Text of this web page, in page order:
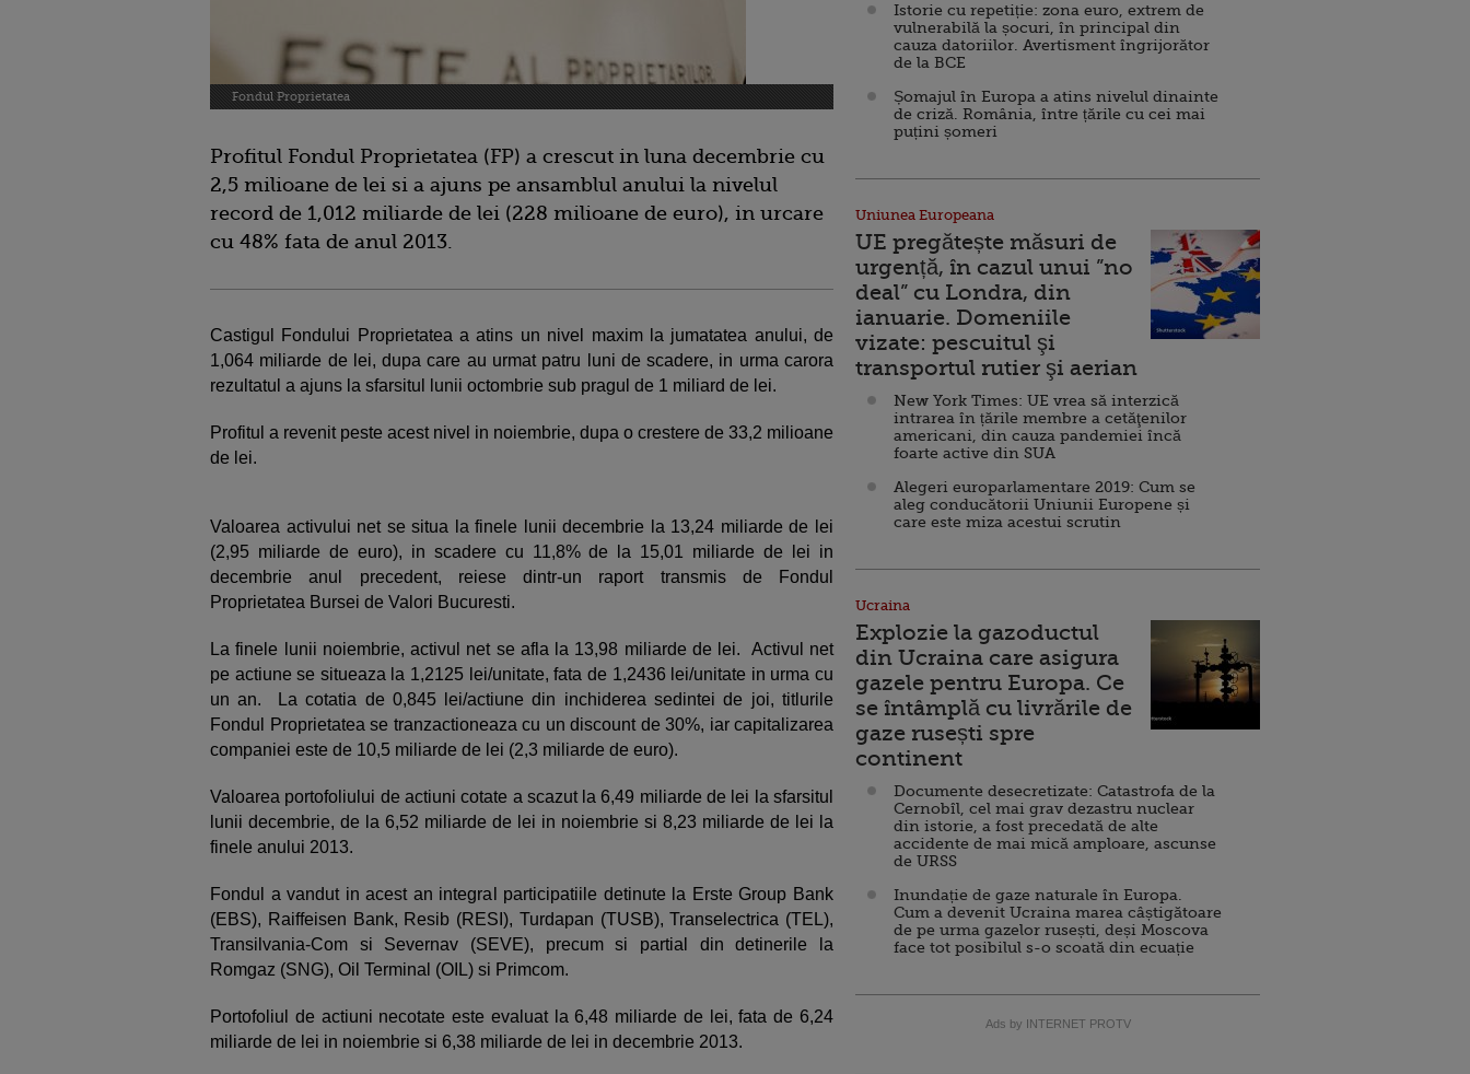
Fondul Proprietatea
Profitul Fondul Proprietatea (FP) a crescut in luna decembrie cu
2,5 milioane de lei si a ajuns pe ansamblul anului la nivelul
record de 1,012 miliarde de lei (228 milioane de euro), in urcare
cu 48% fata de anul 2013.
Castigul Fondului Proprietatea a atins un nivel maxim la jumatatea anului, de
1,064 miliarde de lei, dupa care au urmat patru luni de scadere, in urma carora
rezultatul a ajuns la sfarsitul lunii octombrie sub pragul de 1 miliard de lei.
Profitul a revenit peste acest nivel in noiembrie, dupa o crestere de 33,2 milioane
de lei.
Valoarea activului net se situa la finele lunii decembrie la 13,24 miliarde de lei
(2,95 miliarde de euro), in scadere cu 11,8% de la 15,01 miliarde de lei in
decembrie anul precedent, reiese dintr-un raport transmis de Fondul
Proprietatea Bursei de Valori Bucuresti.
La finele lunii noiembrie, activul net se afla la 13,98 miliarde de lei. Activul net
pe actiune se situeaza la 1,2125 lei/unitate, fata de 1,2436 lei/unitate in urma cu
un an. La cotatia de 0,845 lei/actiune din inchiderea sedintei de joi, titlurile
Fondul Proprietatea se tranzactioneaza cu un discount de 30%, iar capitalizarea
companiei este de 10,5 miliarde de lei (2,3 miliarde de euro).
Valoarea portofoliului de actiuni cotate a scazut la 6,49 miliarde de lei la sfarsitul
lunii decembrie, de la 6,52 miliarde de lei in noiembrie si 8,23 miliarde de lei la
finele anului 2013.
Fondul a vandut in acest an integral participatiile detinute la Erste Group Bank
(EBS), Raiffeisen Bank, Resib (RESI), Turdapan (TUSB), Transelectrica (TEL),
Transilvania-Com si Severnav (SEVE), precum si partial din detinerile la
Romgaz (SNG), Oil Terminal (OIL) si Primcom.
Portofoliul de actiuni necotate este evaluat la 6,48 miliarde de lei, fata de 6,24
miliarde de lei in noiembrie si 6,38 miliarde de lei in decembrie 2013.
Istorie cu repetiție: zona euro, extrem de
vulnerabilă la șocuri, în principal din
cauza datoriilor. Avertisment îngrijorător
de la BCE
Șomajul în Europa a atins nivelul dinainte
de criză. România, între țările cu cei mai
puțini șomeri
Uniunea Europeana
UE pregătește măsuri de
urgență, în cazul unui ”no
deal” cu Londra, din
ianuarie. Domeniile
vizate: pescuitul şi
transportul rutier şi aerian
New York Times: UE vrea să interzică
intrarea în țările membre a cetăţenilor
americani, din cauza pandemiei încă
foarte active din SUA
Alegeri europarlamentare 2019: Cum se
aleg conducătorii Uniunii Europene și
care este miza acestui scrutin
Ucraina
Explozie la gazoductul
din Ucraina care asigura
gazele pentru Europa. Ce
se întâmplă cu livrările de
gaze rusești spre
continent
Documente desecretizate: Catastrofa de la
Cernobîl, cel mai grav dezastru nuclear
din istorie, a fost precedată de alte
accidente de mai mică amploare, ascunse
de URSS
Inundație de gaze naturale în Europa.
Cum a devenit Ucraina marea câștigătoare
de pe urma gazelor rusești, deși Moscova
face tot posibilul s-o scoată din ecuație
Ads by INTERNET PROTV